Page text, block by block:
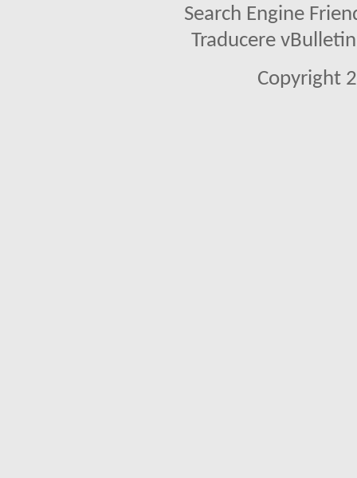
Search Engine
Traducere
Copyright